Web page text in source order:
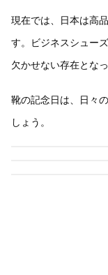
現在では、日本は高
す。ビジネスシュー
欠かせない存在となっ
靴の記念日は、日々
しょう。